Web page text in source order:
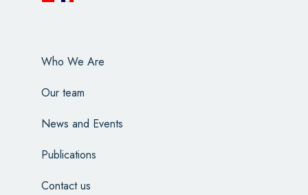
Who We Are
Our team
News and Events
Publications
Contact us